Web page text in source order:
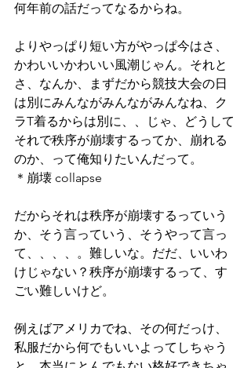
何年前の話だってなるからね。
よりやっぱり短い方がやっぱ今はさ、
かわいいかわいい風潮じゃん。それと
さ、なんか、まずだから競技大会の日
は別にみんながみんながみんなね、ク
ラT着るからは別に、、じゃ、どうして
それで秩序が崩壊するってか、崩れる
のか、って俺知りたいんだって。
＊崩壊 collapse
だからそれは秩序が崩壊するっていう
か、そう言っていう、そうやって言っ
て、、、、。難しいな。だだ、いいわ
けじゃない？秩序が崩壊するって、す
ごい難しいけど。
例えばアメリカでね、その何だっけ、
私服だから何でもいいよってしちゃう